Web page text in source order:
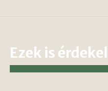
Ezek is